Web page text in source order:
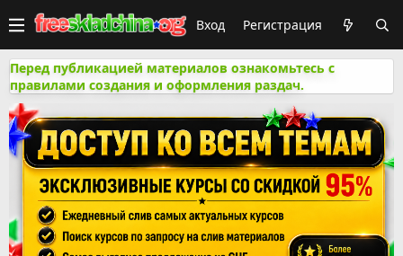
Вход Регистрация
Перед публикацией материалов ознакомьтесь с
правилами создания и оформления раздач.